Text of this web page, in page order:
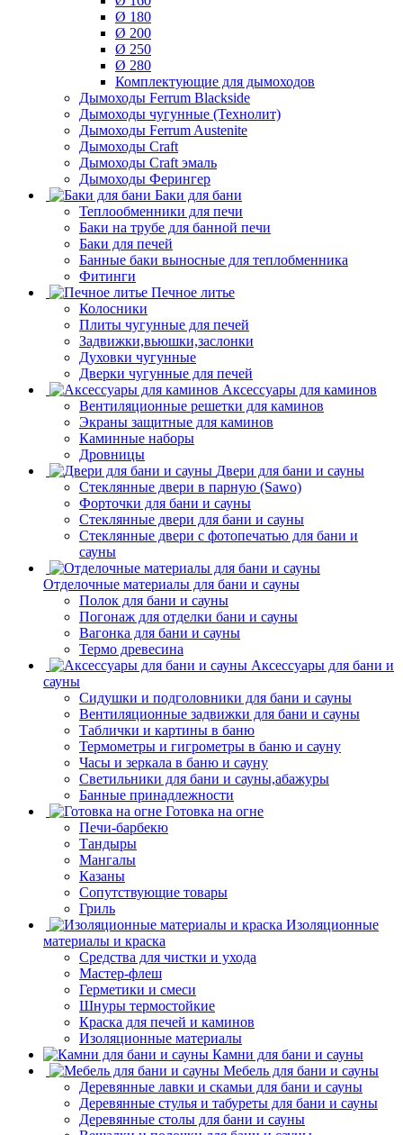
Ø 180
Ø 200
Ø 250
Ø 280
Комплектующие для дымоходов
Дымоходы Ferrum Blackside
Дымоходы чугунные (Технолит)
Дымоходы Ferrum Austenite
Дымоходы Craft
Дымоходы Craft эмаль
Дымоходы Ферингер
Баки для бани
Теплообменники для печи
Баки на трубе для банной печи
Баки для печей
Банные баки выносные для теплобменника
Фитинги
Печное литье
Колосники
Плиты чугунные для печей
Задвижки,вьюшки,заслонки
Духовки чугунные
Дверки чугунные для печей
Аксессуары для каминов
Вентиляционные решетки для каминов
Экраны защитные для каминов
Каминные наборы
Дровницы
Двери для бани и сауны
Стеклянные двери в парную (Sawo)
Форточки для бани и сауны
Стеклянные двери для бани и сауны
Стеклянные двери с фотопечатью для бани и
сауны
Отделочные материалы для бани и сауны
Полок для бани и сауны
Погонаж для отделки бани и сауны
Вагонка для бани и сауны
Термо древесина
Аксессуары для бани и
сауны
Сидушки и подголовники для бани и сауны
Вентиляционные задвижки для бани и сауны
Таблички и картины в баню
Термометры и гигрометры в баню и сауну
Часы и зеркала в баню и сауну
Светильники для бани и сауны,абажуры
Банные принадлежности
Готовка на огне
Печи-барбекю
Тандыры
Мангалы
Казаны
Сопутствующие товары
Гриль
Изоляционные
материалы и краска
Средства для чистки и ухода
Мастер-флеш
Герметики и смеси
Шнуры термостойкие
Краска для печей и каминов
Изоляционные материалы
Камни для бани и сауны
Мебель для бани и сауны
Деревянные лавки и скамьи для бани и сауны
Деревянные стулья и табуреты для бани и сауны
Деревянные столы для бани и сауны